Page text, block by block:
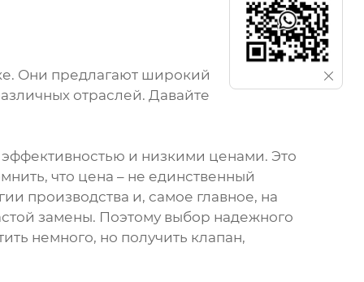
Они предлагают широкий
отраслей. Давайте
и низкими ценами. Это
что цена – не единственный
производства и, самое главное, на
замены. Поэтому выбор надежного
немного, но получить клапан,